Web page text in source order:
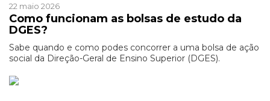
22 maio 2026
Como funcionam as bolsas de estudo da
DGES?
Sabe quando e como podes concorrer a uma bolsa de ação
social da Direção-Geral de Ensino Superior (DGES).